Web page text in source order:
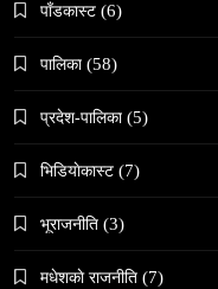
पाँडकास्ट (6)
पालिका (58)
प्रदेश-पालिका (5)
भिडियाेकास्ट (7)
भूराजनीति (3)
मधेशकाे राजनीति (7)